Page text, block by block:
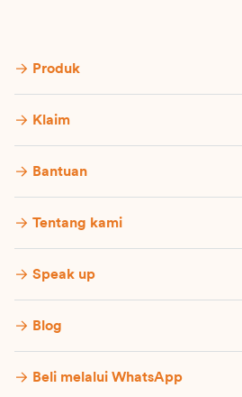
Produk
Klaim
Bantuan
Tentang kami
Speak up
Blog
Beli melalui WhatsApp